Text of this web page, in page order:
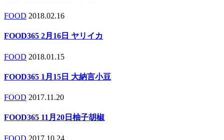
FOOD 2018.02.16
FOOD365 2月16日 ヤリイカ
FOOD 2018.01.15
FOOD365 1月15日 大納言小豆
FOOD 2017.11.20
FOOD365 11月20日柚子胡椒
FOOD 2017.10.24